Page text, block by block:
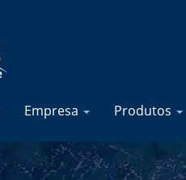
Empresa Produtos